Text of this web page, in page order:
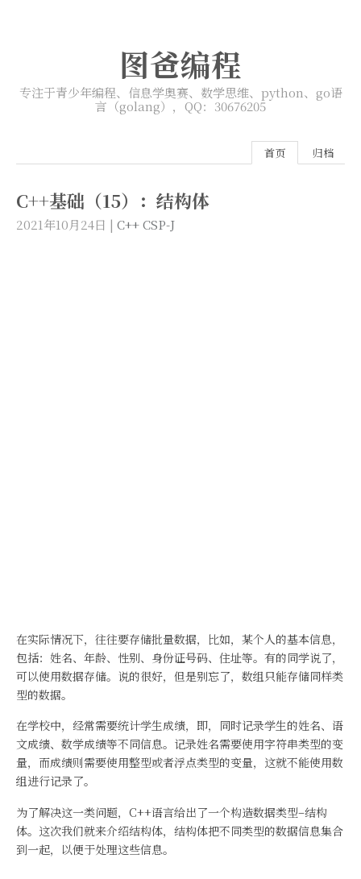
图爸编程
专注于青少年编程、信息学奥赛、数学思维、python、go语
言（golang），QQ：30676205
首页 归档
C++基础（15）：结构体
2021年10月24日 | C++CSP-J
在实际情况下，往往要存储批量数据，比如，某个人的基本信息，
包括：姓名、年龄、性别、身份证号码、住址等。有的同学说了，
可以使用数据存储。说的很好，但是别忘了，数组只能存储同样类
型的数据。
在学校中，经常需要统计学生成绩，即，同时记录学生的姓名、语
文成绩、数学成绩等不同信息。记录姓名需要使用字符串类型的变
量，而成绩则需要使用整型或者浮点类型的变量，这就不能使用数
组进行记录了。
为了解决这一类问题，C++语言给出了一个构造数据类型–结构
体。这次我们就来介绍结构体，结构体把不同类型的数据信息集合
到一起，以便于处理这些信息。